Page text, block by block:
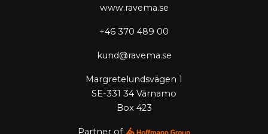
www.ravema.se
+46 370 489 00
kund@ravema.se
Margretelundsvägen 1
SE-331 34 Värnamo
Box 423
Partner of